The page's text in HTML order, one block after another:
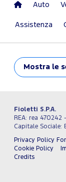
Auto
Assistenza
Mostra le
Fioletti S.P.A.
REA: rea 470242
Capitale Sociale:
Privacy Policy
Cookie Policy
Credits